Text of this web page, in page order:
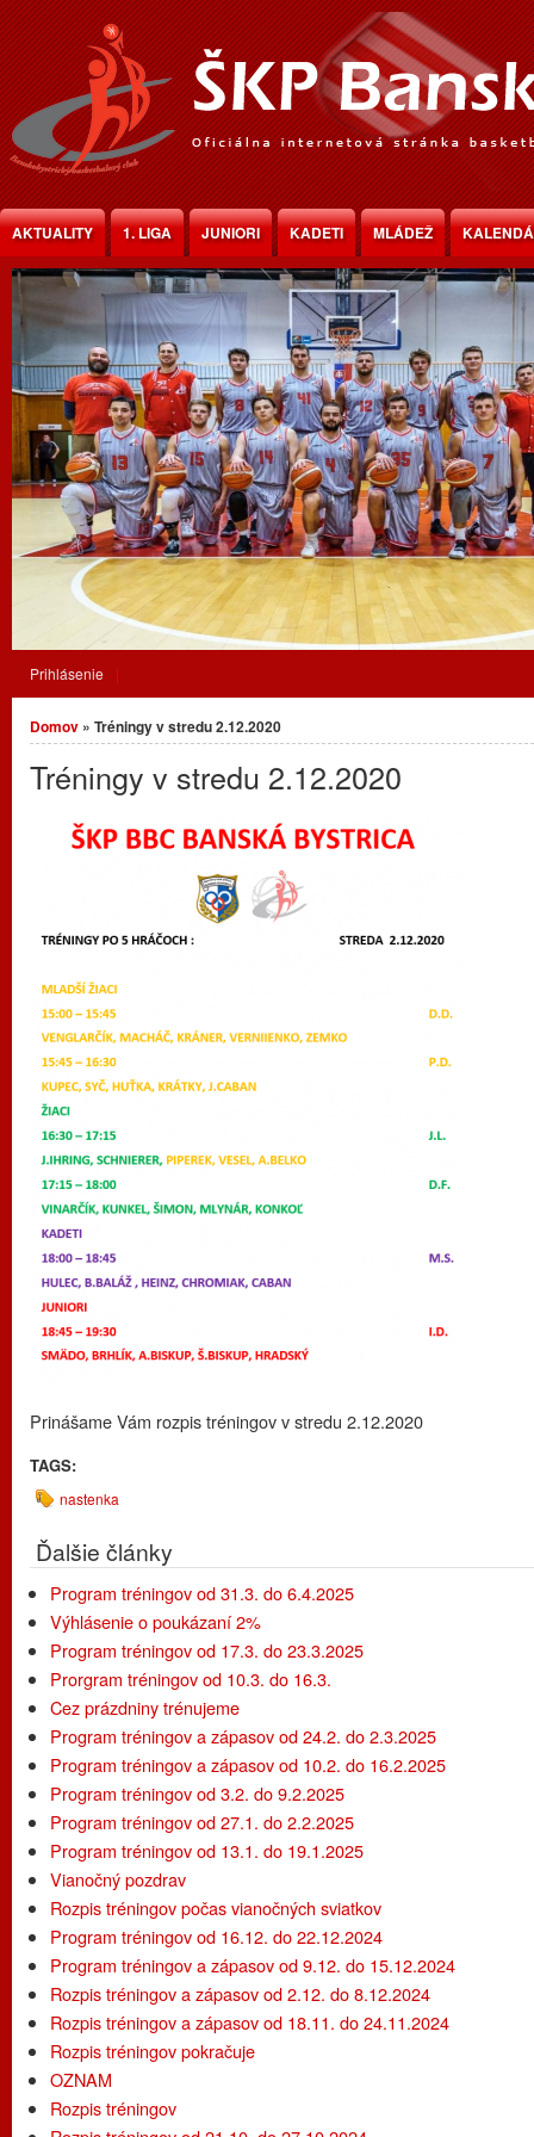
Jump to Content
AKTUALITY 1. LIGA JUNIORI KADETI MLÁDEŽ
Prihlásenie
Nachádzate sa tu
Domov » Tréningy v stredu 2.12.2020
Tréningy v stredu 2.12.2020
Prinášame Vám rozpis tréningov v stredu 2.12.2020
TAGS:
nastenka
Ďalšie články
Program tréningov od 31.3. do 6.4.2025
Výhlásenie o poukázaní 2%
Program tréningov od 17.3. do 23.3.2025
Prorgram tréningov od 10.3. do 16.3.
Cez prázdniny trénujeme
Program tréningov a zápasov od 24.2. do 2.3.2025
Program tréningov a zápasov od 10.2. do 16.2.2025
Program tréningov od 3.2. do 9.2.2025
Program tréningov od 27.1. do 2.2.2025
Program tréningov od 13.1. do 19.1.2025
Vianočný pozdrav
Rozpis tréningov počas vianočných sviatkov
Program tréningov od 16.12. do 22.12.2024
Program tréningov a zápasov od 9.12. do 15.12.2024
Rozpis tréningov a zápasov od 2.12. do 8.12.2024
Rozpis tréningov a zápasov od 18.11. do 24.11.2024
Rozpis tréningov pokračuje
OZNAM
Rozpis tréningov